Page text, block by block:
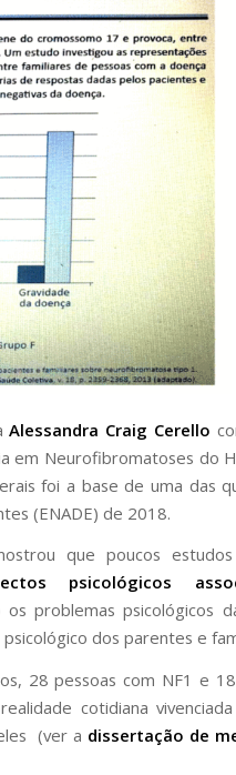
Alessandra Craig Cerello
em Neurofibromatoses do
foi a base de uma das
(ENADE) de 2018.
que poucos estudos
psicológicos
os problemas psicológicos
dos parentes e
28 pessoas com NF1 e
cotidiana
(ver a dissertação de